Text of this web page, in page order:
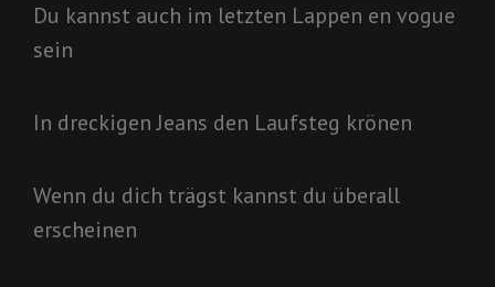
Du kannst auch im letzten Lappen en vogue
sein
In dreckigen Jeans den Laufsteg krönen
Wenn du dich trägst kannst du überall
erscheinen